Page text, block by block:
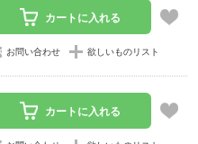
カートに入れる
お問い合わせ 欲しいものリスト
カートに入れる